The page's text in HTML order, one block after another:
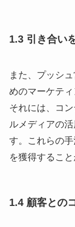
1.3 引き合い
また、プッシ
めのマーケティ
それには、コ
ルメディアの
す。これらの
を獲得すること
1.4 顧客との